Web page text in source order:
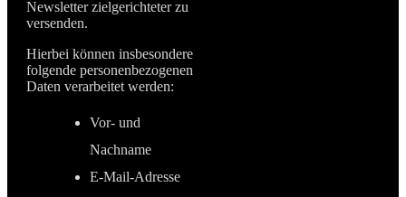
Newsletter zielgerichteter zu
versenden.
Hierbei können insbesondere
folgende personenbezogenen
Daten verarbeitet werden:
Vor- und
Nachname
E-Mail-Adresse